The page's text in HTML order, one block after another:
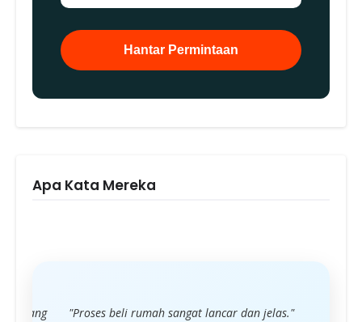
Hantar Permintaan
Apa Kata Mereka
"Servis profesional dan sangat memuaskan."